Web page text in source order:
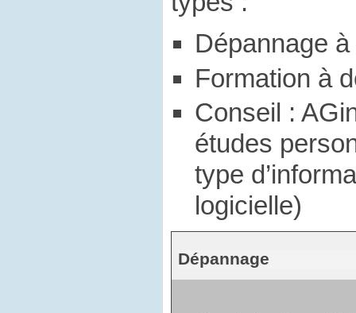
Dépannage
Formation à
Conseil :
études
type
logicielle)
Dépannage